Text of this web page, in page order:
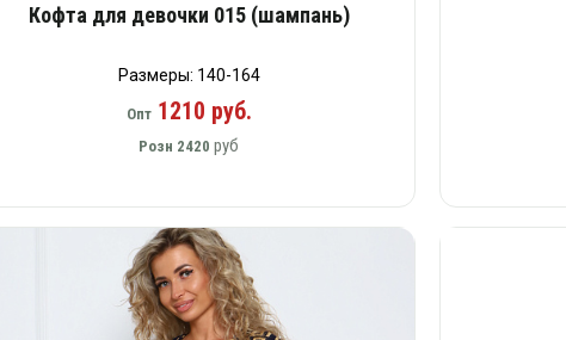
Кофта для девочки 015 (шампань)
Размеры: 140-164
Опт1210 руб.
Розн 2420 руб